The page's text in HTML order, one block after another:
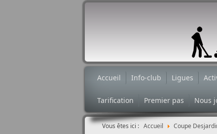
Accueil Info-club Ligues
Tarification Premier pas Nous
Vous êtes ici : Accueil Coupe